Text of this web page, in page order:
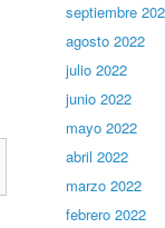
septiembre
agosto 2022
julio 2022
junio 2022
mayo 2022
abril 2022
marzo 2022
febrero 2022